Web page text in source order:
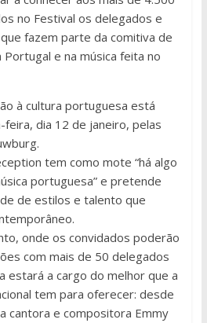
no Festival os delegados e
fazem parte da comitiva de
e na música feita no
à cultura portuguesa está
dia 12 de janeiro, pelas
tem como mote “há algo
portuguesa” e pretende
de estilos e talento que
onde os convidados poderão
com mais de 50 delegados
estará a cargo do melhor que a
tem para oferecer: desde
cantora e compositora Emmy